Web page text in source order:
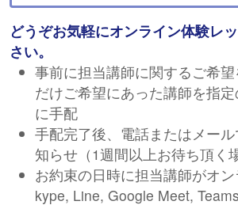
どうぞお気軽にオンライン体験レ
さい。
事前に担当講師に関するご希
だけご希望にあった講師を指
に手配
手配完了後、電話またはメー
知らせ（1週間以上お待ち頂く
お約束の日時に担当講師がオ
kype, Line, Google Meet,